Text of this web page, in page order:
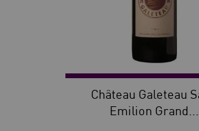
Château Galeteau
Emilion Grand...